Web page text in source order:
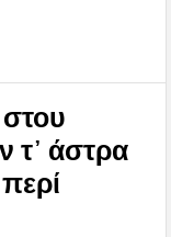
στου
τ᾽ άστρα